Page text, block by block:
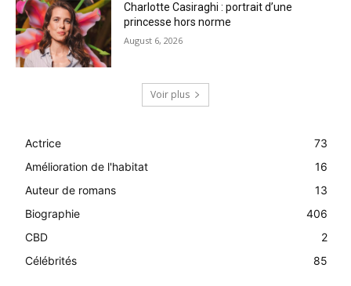
Charlotte Casiraghi : portrait d’une
princesse hors norme
August 6, 2026
Voir plus
Actrice
73
Amélioration de l'habitat
16
Auteur de romans
13
Biographie
406
CBD
2
Célébrités
85